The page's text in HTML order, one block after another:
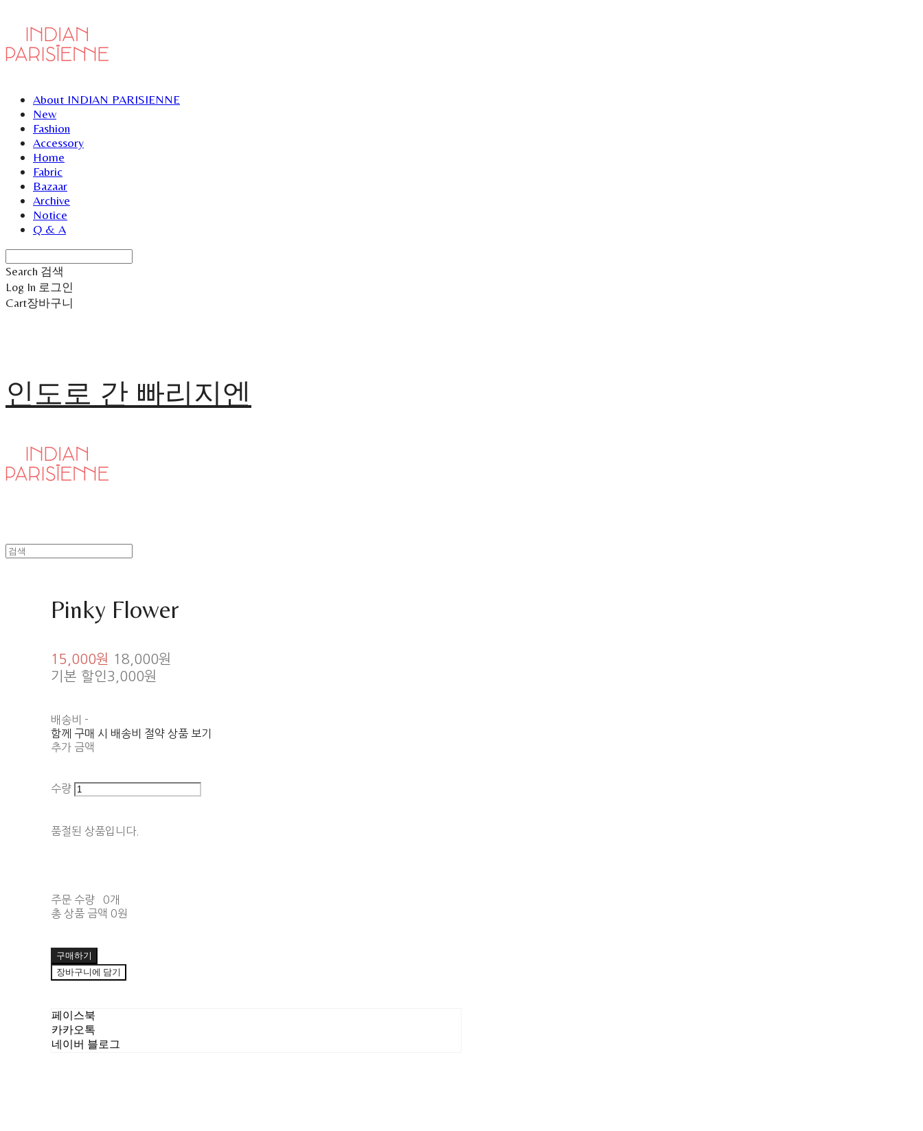
About INDIAN PARISIENNE
New
Fashion
Accessory
Home
Fabric
Bazaar
Archive
Notice
Q & A
Search 검색
Log In 로그인
Cart장바구니
인도로 간 빠리지엔
Pinky Flower
15,000원 18,000원
기본 할인 3,000원
배송비 -
함께 구매 시 배송비 절약 상품 보기
추가 금액
수량
품절된 상품입니다.
주문 수량
0개
총 상품 금액 0원
구매하기
장바구니에 담기
페이스북
카카오톡
네이버 블로그